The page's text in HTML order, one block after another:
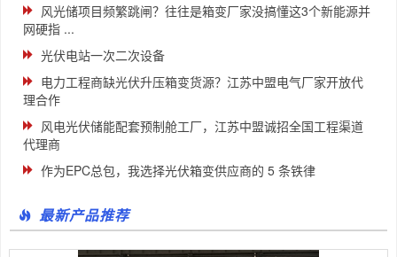
风光储项目频繁跳闸？往往是箱变厂家没搞懂这3个新能源并
网硬指 ...
光伏电站一次二次设备
电力工程商缺光伏升压箱变货源？江苏中盟电气厂家开放代
理合作
风电光伏储能配套预制舱工厂，江苏中盟诚招全国工程渠道
代理商
作为EPC总包，我选择光伏箱变供应商的 5 条铁律
最新产品推荐